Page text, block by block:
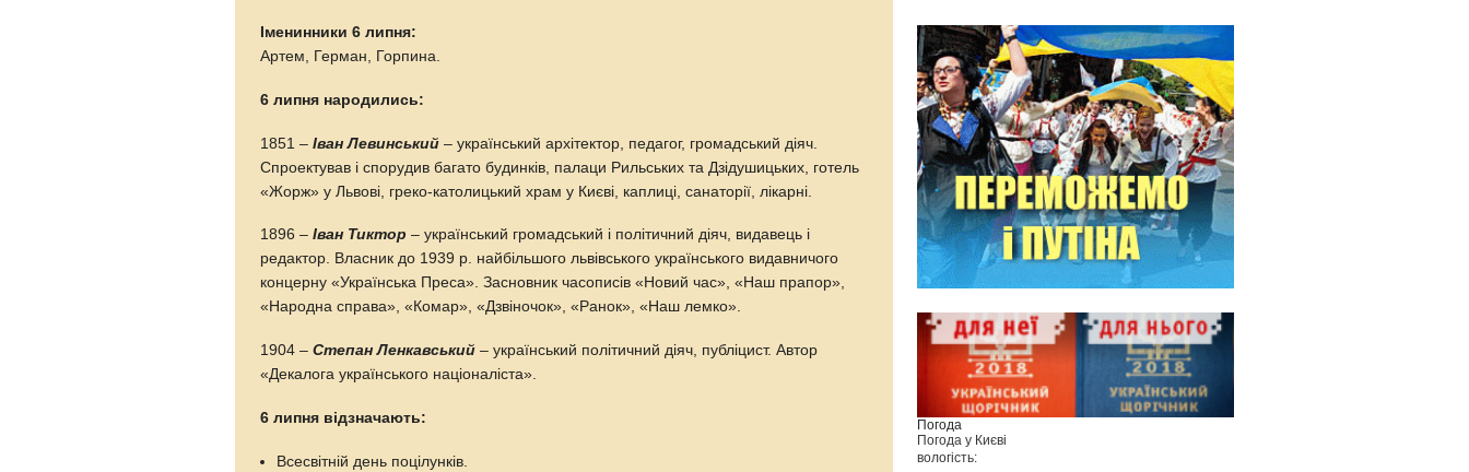
Іменинники 6 липня:
Артем, Герман, Горпина.
6 липня народились:
1851 –Іван Левинський – український архітектор, педагог, громадський діяч.
Спроектував і спорудив багато будинків, палаци Рильських та Дзідушицьких, готель
«Жорж» у Львові, греко-католицький храм у Києві, каплиці, санаторії, лікарні.
1896 –Іван Тиктор – український громадський і політичний діяч, видавець і
редактор. Власник до 1939 р. найбільшого львівського українського видавничого
концерну «Українська Преса». Засновник часописів «Новий час», «Наш прапор»,
«Народна справа», «Комар», «Дзвіночок», «Ранок», «Наш лемко».
1904 –Степан Ленкавський – український політичний діяч, публіцист. Автор
«Декалога українського націоналіста».
6 липня відзначають:
Всесвітній день поцілунків.
Погода
Погода у Києві
вологість: